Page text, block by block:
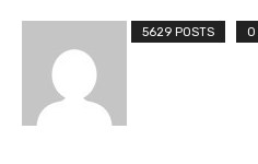
5629 POSTS 0